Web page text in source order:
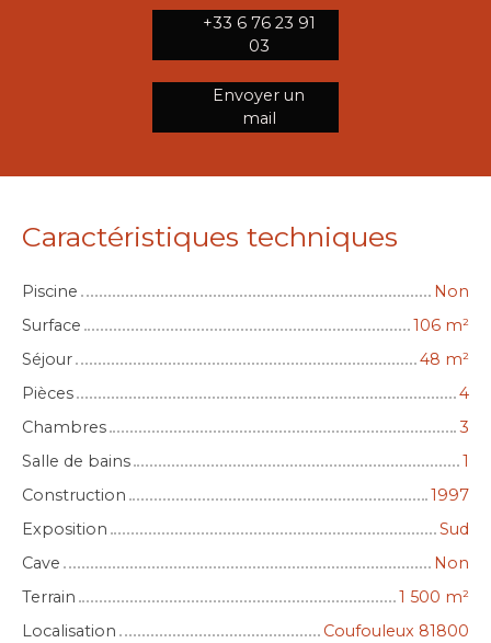
+33 6 76 23 91
03
Envoyer un
mail
Caractéristiques techniques
Piscine
Non
Surface
106 m²
Séjour
48 m²
Pièces
4
Chambres
3
Salle de bains
1
Construction
1997
Exposition
Sud
Cave
Non
Terrain
1 500 m²
Localisation
Coufouleux 81800